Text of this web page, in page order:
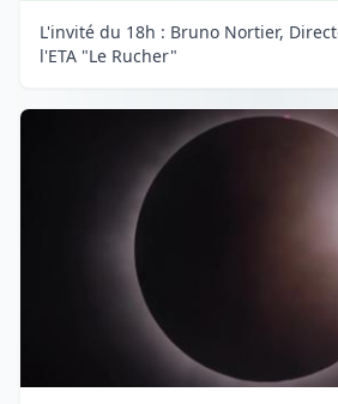
L'invité du 18h : Bruno Nortier,
l'ETA "Le Rucher"